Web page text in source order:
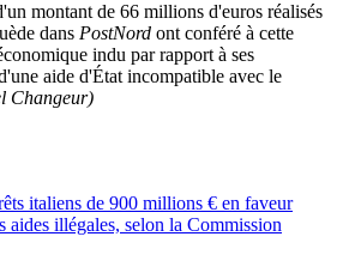
montant de 66 millions d'euros réalisés
dans PostNord ont conféré à cette
indu par rapport à ses
aide d'État incompatible avec le
Changeur)
italiens de 900 millions € en faveur
aides illégales, selon la Commission